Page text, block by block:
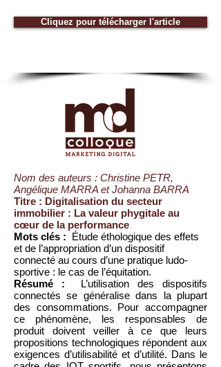
Cliquez pour télécharger l'article
Nom des auteurs : Christine PETR,
Angélique MARRA et Johanna BARRA
Titre : Digitalisation du secteur
immobilier : La valeur phygitale au
cœur de la performance
Mots clés : Étude éthologique des effets
et de l’appropriation d’un dispositif
connecté au cours d’une pratique ludo-
sportive : le cas de l’équitation.
Résumé :
L’utilisation des dispositifs
connectés se généralise dans la plupart
des consommations. Pour accompagner
ce phénomène, les responsables de
produit doivent veiller à ce que leurs
propositions technologiques répondent aux
exigences d’utilisabilité et d’utilité. Dans le